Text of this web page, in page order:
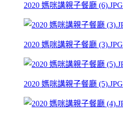
2020 媽咪講親子餐廳 (6).JPG
2020 媽咪講親子餐廳 (3).JPG
2020 媽咪講親子餐廳 (5).JPG